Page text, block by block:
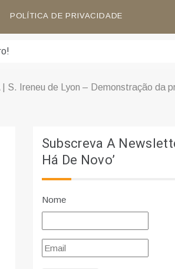
POLÍTICA DE PRIVACIDADE
S. Ireneu de Lyon – Demonstração da
Subscreva A
Há De Novo’
Nome